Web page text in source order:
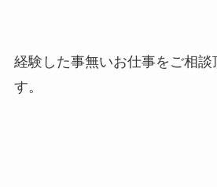
経験した事無いお仕事をご相
す。